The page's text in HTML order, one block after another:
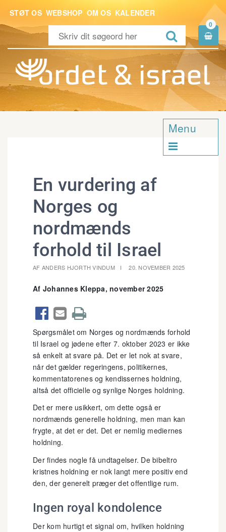
STØT OS WEBSHOP OM OS KALENDER

0

Menu

En vurdering af
Norges og
nordmænds
forhold til Israel
AF ANDERS HJORTH VINDUM 20. NOVEMBER 2025
Af Johannes Kleppa, november 2025
  
Spørgsmålet om Norges og nordmænds forhold
til Israel og jødene efter 7. oktober 2023 er ikke
så enkelt at svare på. Det er let nok at svare,
når det gælder regeringens, politikernes,
kommentatorenes og kendissernes holdning,
altså det officielle og synlige Norges holdning.
Det er mere usikkert, om dette også er
nordmænds generelle holdning, men man kan
frygte, at det er det. Det er nemlig mediernes
holdning.
Der findes nogle få undtagelser. De bibeltro
kristnes holdning er nok langt mere positiv end
den, der generelt præger det offentlige rum.
Ingen royal kondolence
Der kom hurtigt et signal om, hvilken holdning